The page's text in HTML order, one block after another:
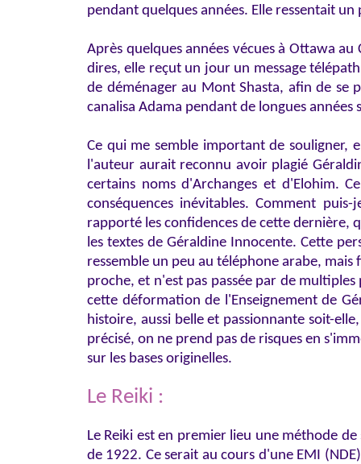
pendant quelques années. Elle ressentait
Après quelques années vécues à Ottawa
dires, elle reçut un jour un message
de déménager au Mont Shasta, afin de se
canalisa Adama pendant de longues années
Ce qui me semble important de souligner,
l'auteur aurait reconnu avoir plagié
certains noms d'Archanges et d'Elohim.
conséquences inévitables. Comment
rapporté les confidences de cette dernière,
les textes de Géraldine Innocente. Cette
ressemble un peu au téléphone arabe,
proche, et n'est pas passée par de
cette déformation de l'Enseignement de
histoire, aussi belle et passionnante soit-
précisé, on ne prend pas de risques en
sur les bases originelles.
Le Reiki :
Le Reiki est en premier lieu une méthode
de 1922. Ce serait au cours d'une EMI